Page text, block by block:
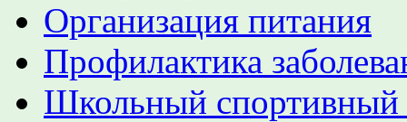
Организация питания
Профилактика
Школьный